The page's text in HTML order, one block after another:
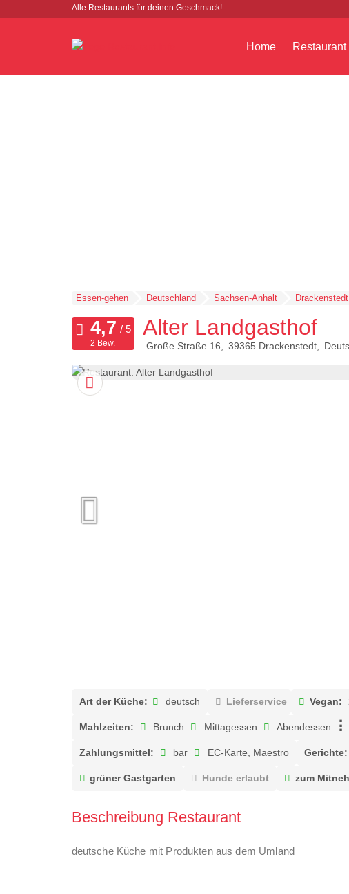
Alle Restaurants für deinen Geschmack!
Home Restaurant
Essen-gehen Deutschland Sachsen-Anhalt Drackenstedt
Alter Landgasthof
Große Straße 16 39365 Drackenstedt
2 Bew.
Art der Küche: deutsch Lieferservice Vegan:
Mahlzeiten: Brunch Mittagessen Abendessen
Zahlungsmittel: bar EC-Karte, Maestro Gerichte:
grüner Gastgarten Hunde erlaubt zum
Beschreibung Restaurant
deutsche Küche mit Produkten aus dem Umland